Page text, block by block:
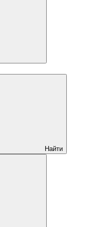
Найти